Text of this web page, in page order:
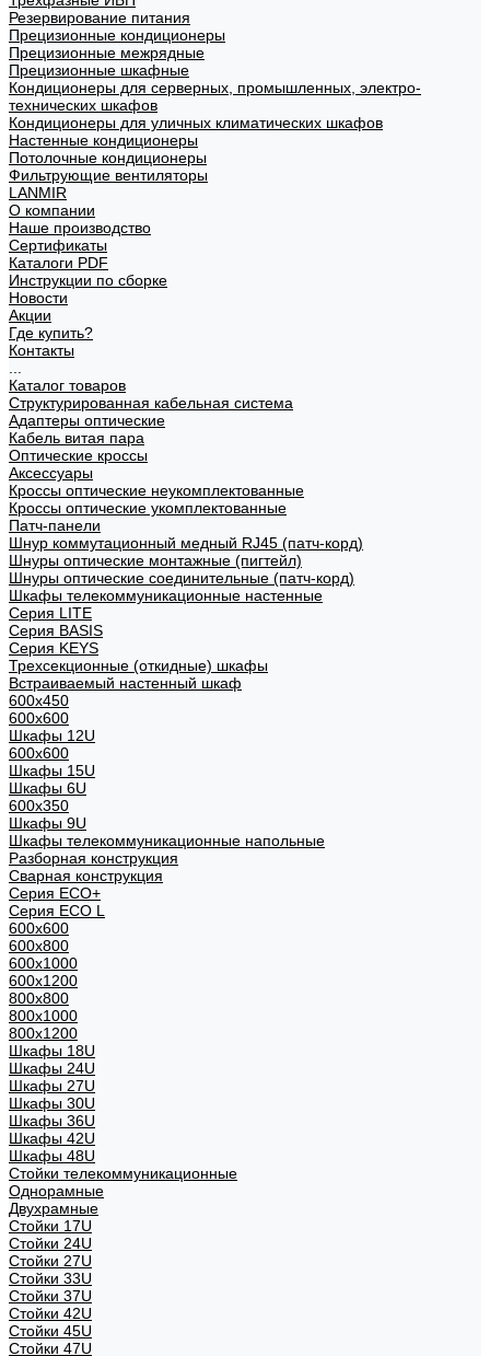
Резервирование питания
Прецизионные кондиционеры
Прецизионные межрядные
Прецизионные шкафные
Кондиционеры для серверных, промышленных, электро-
технических шкафов
Кондиционеры для уличных климатических шкафов
Настенные кондиционеры
Потолочные кондиционеры
Фильтрующие вентиляторы
LANMIR
О компании
Наше производство
Сертификаты
Каталоги PDF
Инструкции по сборке
Новости
Акции
Где купить?
Контакты
Каталог товаров
Структурированная кабельная система
Адаптеры оптические
Кабель витая пара
Оптические кроссы
Аксессуары
Кроссы оптические неукомплектованные
Кроссы оптические укомплектованные
Патч-панели
Шнур коммутационный медный RJ45 (патч-корд)
Шнуры оптические монтажные (пигтейл)
Шнуры оптические соединительные (патч-корд)
Шкафы телекоммуникационные настенные
Cерия LITE
Cерия BASIS
Cерия KEYS
Трехсекционные (откидные) шкафы
Встраиваемый настенный шкаф
600x450
600x600
Шкафы 12U
600x600
Шкафы 15U
Шкафы 6U
600x350
Шкафы 9U
Шкафы телекоммуникационные напольные
Разборная конструкция
Сварная конструкция
Серия ECO+
Серия ECO L
600x600
600x800
600х1000
600х1200
800x800
800х1000
800х1200
Шкафы 18U
Шкафы 24U
Шкафы 27U
Шкафы 30U
Шкафы 36U
Шкафы 42U
Шкафы 48U
Стойки телекоммуникационные
Однорамные
Двухрамные
Стойки 17U
Стойки 24U
Стойки 27U
Стойки 33U
Стойки 37U
Стойки 42U
Стойки 45U
Стойки 47U